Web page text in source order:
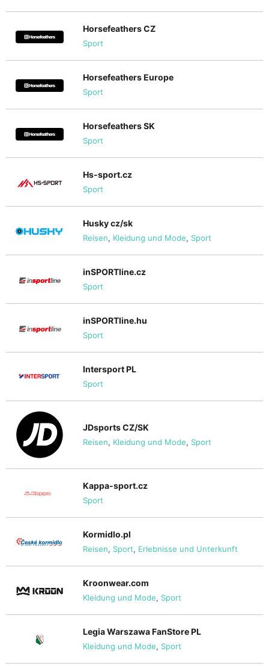
Horsefeathers CZ
Sport
Horsefeathers Europe
Sport
Horsefeathers SK
Sport
Hs-sport.cz
Sport
Husky cz/sk
Reisen, Kleidung und Mode, Sport
inSPORTline.cz
Sport
inSPORTline.hu
Sport
Intersport PL
Sport
JDsports CZ/SK
Reisen, Kleidung und Mode, Sport
Kappa-sport.cz
Sport
Kormidlo.pl
Reisen, Sport, Erlebnisse und Unterkunft
Kroonwear.com
Kleidung und Mode, Sport
Legia Warszawa FanStore PL
Kleidung und Mode, Sport